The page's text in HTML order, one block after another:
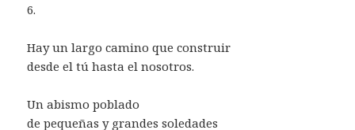
6.
Hay un largo camino que construir
desde el tú hasta el nosotros.
Un abismo poblado
de pequeñas y grandes soledades